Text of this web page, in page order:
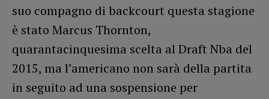
suo compagno di backcourt questa stagione
è stato Marcus Thornton,
quarantacinquesima scelta al Draft Nba del
2015, ma l’americano non sarà della partita
in seguito ad una sospensione per